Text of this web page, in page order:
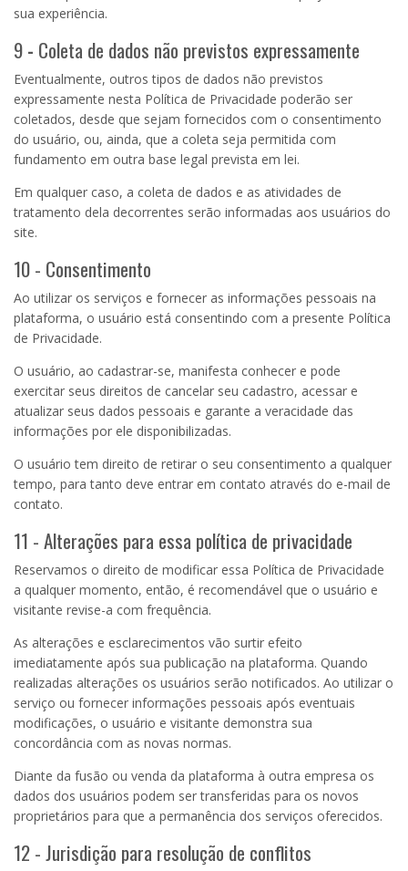
sua experiência.
9- Coleta de dados não previstos expressamente
Eventualmente, outros tipos de dados não previstos
expressamente nesta Política de Privacidade poderão ser
coletados, desde que sejam fornecidos com o consentimento
do usuário, ou, ainda, que a coleta seja permitida com
fundamento em outra base legal prevista em lei.
Em qualquer caso, a coleta de dados e as atividades de
tratamento dela decorrentes serão informadas aos usuários do
site.
10 - Consentimento
Ao utilizar os serviços e fornecer as informações pessoais na
plataforma, o usuário está consentindo com a presente Política
de Privacidade.
O usuário, ao cadastrar-se, manifesta conhecer e pode
exercitar seus direitos de cancelar seu cadastro, acessar e
atualizar seus dados pessoais e garante a veracidade das
informações por ele disponibilizadas.
O usuário tem direito de retirar o seu consentimento a qualquer
tempo, para tanto deve entrar em contato através do e-mail de
contato.
11 - Alterações para essa política de privacidade
Reservamos o direito de modificar essa Política de Privacidade
a qualquer momento, então, é recomendável que o usuário e
visitante revise-a com frequência.
As alterações e esclarecimentos vão surtir efeito
imediatamente após sua publicação na plataforma. Quando
realizadas alterações os usuários serão notificados. Ao utilizar o
serviço ou fornecer informações pessoais após eventuais
modificações, o usuário e visitante demonstra sua
concordância com as novas normas.
Diante da fusão ou venda da plataforma à outra empresa os
dados dos usuários podem ser transferidas para os novos
proprietários para que a permanência dos serviços oferecidos.
12 - Jurisdição para resolução de conflitos